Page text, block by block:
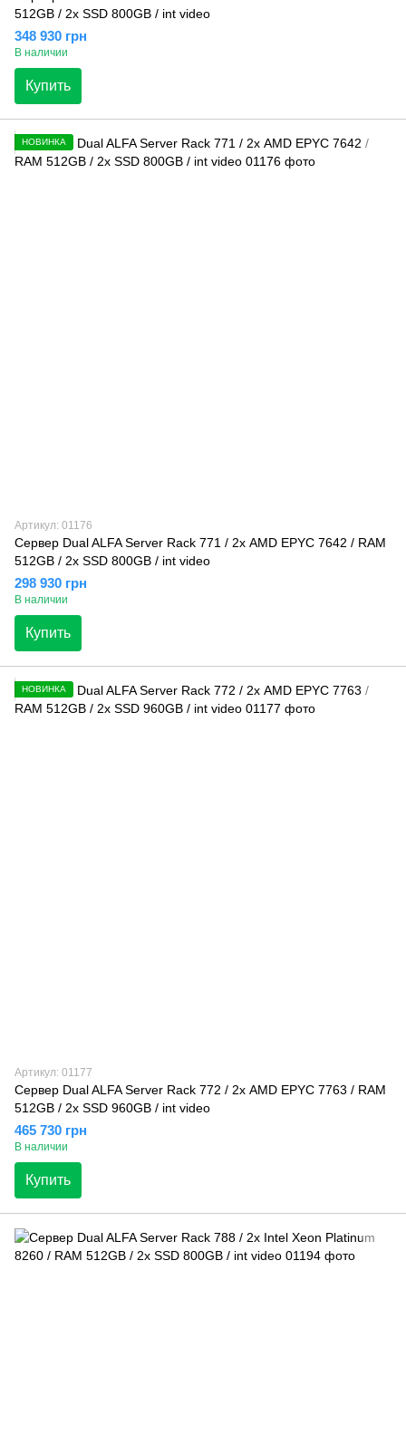
512GB / 2х SSD 800GB / int video
348 930 грн
В наличии
Купить
НОВИНКА
Артикул: 01176
Сервер Dual ALFA Server Rack 771 / 2х AMD EPYC 7642 / RAM
512GB / 2х SSD 800GB / int video
298 930 грн
В наличии
Купить
НОВИНКА
Артикул: 01177
Сервер Dual ALFA Server Rack 772 / 2х AMD EPYC 7763 / RAM
512GB / 2х SSD 960GB / int video
465 730 грн
В наличии
Купить